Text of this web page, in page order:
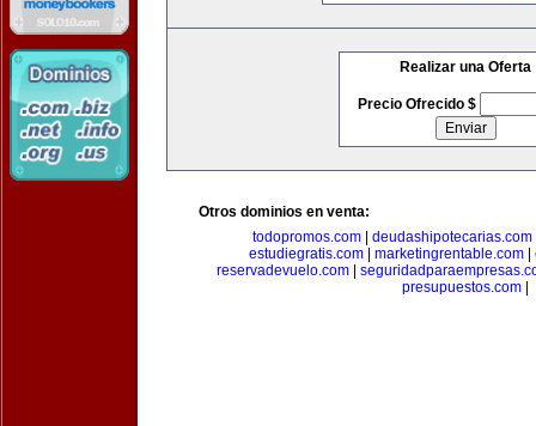
Realizar una Oferta
Precio Ofrecido $
Otros dominios en venta:
todopromos.com
deudashipotecarias.com
estudiegratis.com
marketingrentable.com
reservadevuelo.com
presupuestos.com